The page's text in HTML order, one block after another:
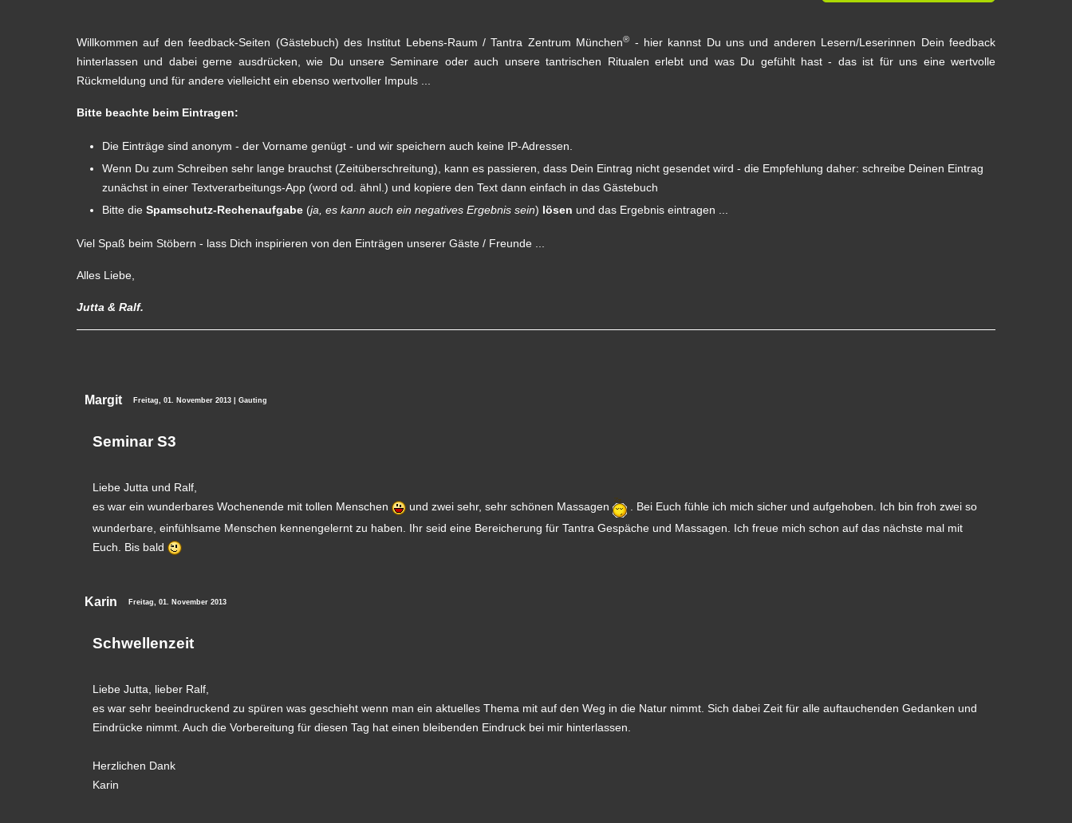
Willkommen auf den feedback-Seiten (Gästebuch) des Institut Lebens-Raum / Tantra Zentrum München® - hier kannst Du uns und anderen Lesern/Leserinnen Dein feedback
hinterlassen und dabei gerne ausdrücken, wie Du unsere Seminare oder auch unsere tantrischen Ritualen erlebt und was Du gefühlt hast - das ist für uns eine wertvolle
Rückmeldung und für andere vielleicht ein ebenso wertvoller Impuls ...
Bitte beachte beim Eintragen:
Die Einträge sind anonym - der Vorname genügt - und wir speichern auch keine IP-Adressen.
Wenn Du zum Schreiben sehr lange brauchst (Zeitüberschreitung), kann es passieren, dass Dein Eintrag nicht gesendet wird - die Empfehlung daher: schreibe Deinen Eintrag
zunächst in einer Textverarbeitungs-App (word od. ähnl.) und kopiere den Text dann einfach in das Gästebuch
Bitte die Spamschutz-Rechenaufgabe (ja, es kann auch ein negatives Ergebnis sein) lösen und das Ergebnis eintragen ...
Viel Spaß beim Stöbern - lass Dich inspirieren von den Einträgen unserer Gäste / Freunde ...
Alles Liebe,
Jutta & Ralf.
Margit Freitag, 01. November 2013 | Gauting
Seminar S3
Liebe Jutta und Ralf,
es war ein wunderbares Wochenende mit tollen Menschen
und zwei sehr, sehr schönen Massagen
. Bei Euch fühle ich mich sicher und aufgehoben. Ich bin froh zwei so
wunderbare, einfühlsame Menschen kennengelernt zu haben. Ihr seid eine Bereicherung für Tantra Gespäche und Massagen. Ich freue mich schon auf das nächste mal mit
Euch. Bis bald
Karin Freitag, 01. November 2013
Schwellenzeit
Liebe Jutta, lieber Ralf,
es war sehr beeindruckend zu spüren was geschieht wenn man ein aktuelles Thema mit auf den Weg in die Natur nimmt. Sich dabei Zeit für alle auftauchenden Gedanken und
Eindrücke nimmt. Auch die Vorbereitung für diesen Tag hat einen bleibenden Eindruck bei mir hinterlassen.
Herzlichen Dank
Karin